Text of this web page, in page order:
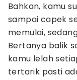
Bahkan, kamu
sampai capek
memulai,
Bertanya balik
kamu lelah
tertarik pasti